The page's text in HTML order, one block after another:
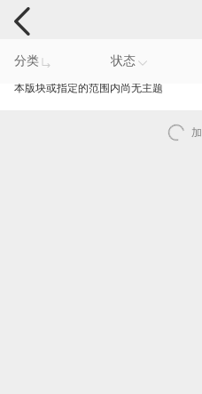
手机反馈
分类 状态
本版块或指定的范围内尚无主题